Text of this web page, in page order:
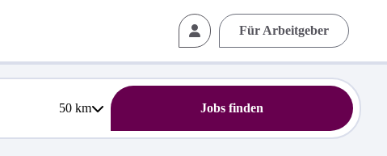
Für Arbeitgeber
50km Jobs finden